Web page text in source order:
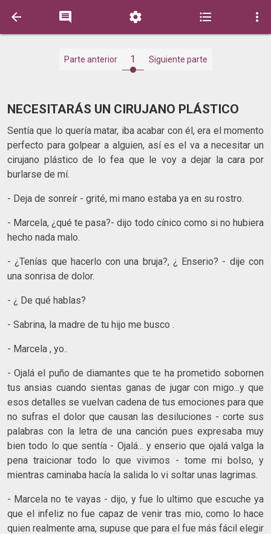
    
Parte anterior 1 Siguiente parte
NECESITARÁS UN CIRUJANO PLÁSTICO
Sentía que lo quería matar, iba acabar con él, era el momento
perfecto para golpear a alguien, así es el va a necesitar un
cirujano plástico de lo fea que le voy a dejar la cara por
burlarse de mí.
- Deja de sonreír - grité, mi mano estaba ya en su rostro.
- Marcela, ¿qué te pasa?- dijo todo cínico como si no hubiera
hecho nada malo.
- ¿Tenías que hacerlo con una bruja?, ¿ Enserio? - dije con
una sonrisa de dolor.
- ¿ De qué hablas?
- Sabrina, la madre de tu hijo me busco .
- Marcela , yo..
- Ojalá el puño de diamantes que te ha prometido sobornen
tus ansias cuando sientas ganas de jugar con migo...y que
esos detalles se vuelvan cadena de tus emociones para que
no sufras el dolor que causan las desiluciones - corte sus
palabras con la letra de una canción pues expresaba muy
bien todo lo que sentía - Ojalá... y enserio que ojalá valga la
pena traicionar todo lo que vivimos - tome mi bolso, y
mientras caminaba hacía la salida lo vi soltar unas lagrimas.
- Marcela no te vayas - dijo, y fue lo ultimo que escuche ya
que el infeliz no fue capaz de venir tras mio, como lo hace
quien realmente ama, supuse que para el fue más fácil elegir